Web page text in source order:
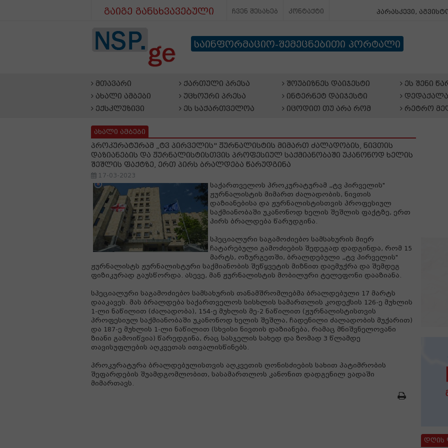
გაიგე განსხვავებული ჩვენ შესახებ კონტაქტი პარასკევი,
საინფორმაციო-შემეცნებითი პორტალი
მთავარი
ახალი ამბები
ექსკლუზივი
ქართული პრესა
უცხოური პრესა
ეს საქართველოა
შოუბიზნეს დაიჯესტი
ინტერნეტ დაიჯესტი
იცოდით თუ არა რომ
ეს შენი
რეტრო
ახალი ამბები
პროკურატურამ „ტვ პირველის" ჟურნალისტის მიმართ ძალადობის, ნივთის
დაზიანების და ჟურნალისტისთვის პროფესიულ საქმიანობაში უკანონოდ ხელის
შეშლის ფაქტზე, ერთ პირს ბრალდება წარუდგინა
17-03-2023
საქართველოს პროკურატურამ „ტვ პირველის"
ჟურნალისტის მიმართ ძალადობის, ნივთის
დაზიანებისა და ჟურნალისტისთვის პროფესიულ
საქმიანობაში უკანონოდ ხელის შეშლის ფაქტზე, ერთ
პირს ბრალდება წარუდგინა.
სპეციალური საგამოძიებო სამსახურის მიერ
ჩატარებული გამოძიების შედეგად დადგინდა, რომ 15
მარტს, ოზურგეთში, ბრალდებული „ტვ პირველის"
ჟურნალისტს ჟურნალისტური საქმიანობის შეწყვეტის მიზნით დაემუქრა და შემდეგ
ფიზიკურად გაუსწორდა. ასევე, მან ჟურნალისტის მობილური ტელეფონი დააზიანა.
სპეციალური საგამოძიებო სამსახურის თანამშრომლებმა ბრალდებული 17 მარტს
დააკავეს. მას ბრალდება საქართველოს სისხლის სამართლის კოდექსის 126-ე მუხლის
1-ლი ნაწილით (ძალადობა), 154-ე მუხლის მე-2 ნაწილით (ჟურნალისტისთვის
პროფესიულ საქმიანობაში უკანონოდ ხელის შეშლა, ჩადენილი ძალადობის მუქარით)
და 187-ე მუხლის 1-ლი ნაწილით (სხვისი ნივთის დაზიანება, რამაც მნიშვნელოვანი
ზიანი გამოიწვია) წარედგინა, რაც სასჯელის სახედ და ზომად 3 წლამდე
თავისუფლების აღკვეთას ითვალისწინებს.
პროკურატურა ბრალდებულისთვის აღკვეთის ღონისძიების სახით პატიმრობის
შეფარდების შუამდგომლობით, სასამართლოს კანონით დადგენილ ვადაში
მიმართავს.
დღის